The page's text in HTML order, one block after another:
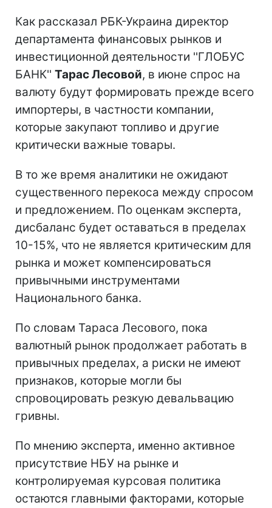
Как рассказал РБК-Украина директор
департамента финансовых рынков и
инвестиционной деятельности ''ГЛОБУС
БАНК'' Тарас Лесовой, в июне спрос на
валюту будут формировать прежде всего
импортеры, в частности компании,
которые закупают топливо и другие
критически важные товары.
В то же время аналитики не ожидают
существенного перекоса между спросом
и предложением. По оценкам эксперта,
дисбаланс будет оставаться в пределах
10-15%, что не является критическим для
рынка и может компенсироваться
привычными инструментами
Национального банка.
По словам Тараса Лесового, пока
валютный рынок продолжает работать в
привычных пределах, а риски не имеют
признаков, которые могли бы
спровоцировать резкую девальвацию
гривны.
По мнению эксперта, именно активное
присутствие НБУ на рынке и
контролируемая курсовая политика
остаются главными факторами, которые